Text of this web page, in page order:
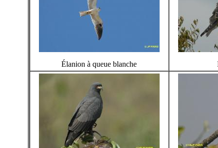
Élanion à queue blanche